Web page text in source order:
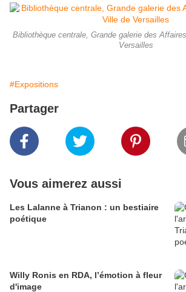
Bibliothèque centrale, Grande galerie des
Versailles
#Expositions
Partager
Vous aimerez aussi
Les Lalanne à Trianon : un bestiaire
poétique
Willy Ronis en RDA, l’émotion à fleur
d'image